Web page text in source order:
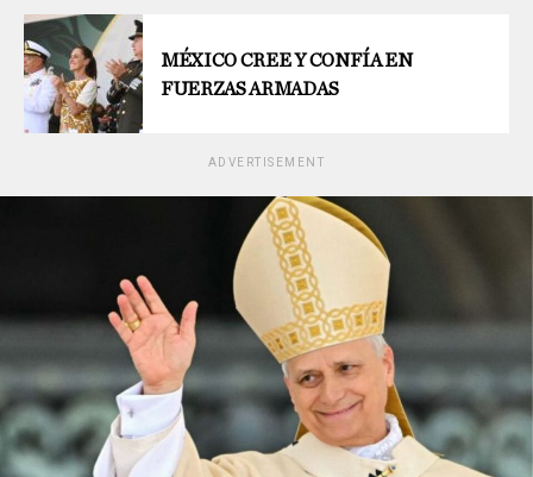
MÉXICO CREE Y CONFÍA EN
FUERZAS ARMADAS
ADVERTISEMENT